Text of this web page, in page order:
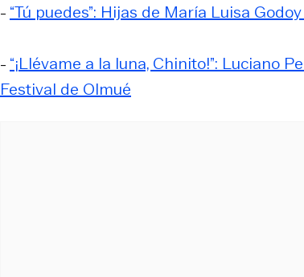
- “Tú puedes”: Hijas de María Luisa
- “¡Llévame a la luna, Chinito!”: Luciano
Festival de Olmué